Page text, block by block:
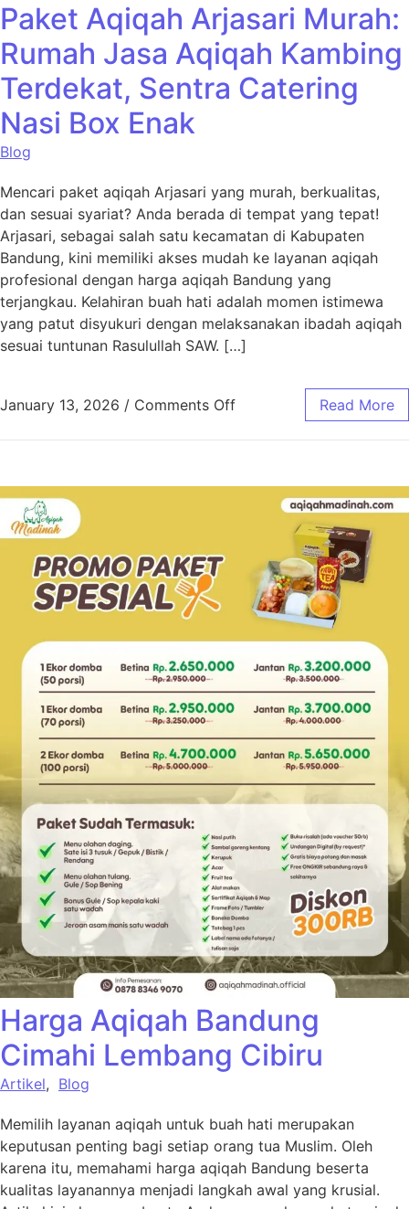
Paket Aqiqah Arjasari Murah:
Rumah Jasa Aqiqah Kambing
Terdekat, Sentra Catering
Nasi Box Enak
Blog
Mencari paket aqiqah Arjasari yang murah, berkualitas,
dan sesuai syariat? Anda berada di tempat yang tepat!
Arjasari, sebagai salah satu kecamatan di Kabupaten
Bandung, kini memiliki akses mudah ke layanan aqiqah
profesional dengan harga aqiqah Bandung yang
terjangkau. Kelahiran buah hati adalah momen istimewa
yang patut disyukuri dengan melaksanakan ibadah aqiqah
sesuai tuntunan Rasulullah SAW. […]
January 13, 2026 / Comments Off Read More
Harga Aqiqah Bandung
Cimahi Lembang Cibiru
Artikel, Blog
Memilih layanan aqiqah untuk buah hati merupakan
keputusan penting bagi setiap orang tua Muslim. Oleh
karena itu, memahami harga aqiqah Bandung beserta
kualitas layanannya menjadi langkah awal yang krusial.